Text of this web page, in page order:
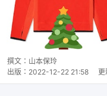
撰文： 山本保玲
出版： 2022-12-22 21:58 更